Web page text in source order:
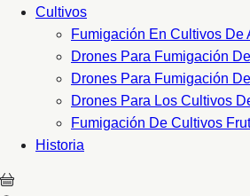
Cultivos
Fumigación En Cultivos De
Drones Para Fumigación
Drones Para Fumigación
Drones Para Los Cultivos
Fumigación De Cultivos
Historia